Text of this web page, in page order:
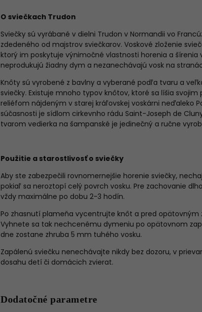
O sviečkach Trudon
Sviečky sú vyrábané v dielni Trudon v Normandii vo
zdedeného od majstrov sviečkarov. Voskové zloženie
ktorý im poskytuje výnimočné vlastnosti horenia a šírenia
neprodukujú žiadny dym a nezanechávajú vosk na
Knôty sú vyrobené z bavlny a vyberané podľa tvaru a
sviečky. Existuje mnoho typov knôtov, ktoré sa líšia
reliéfom nájdeným v starej kráľovskej voskárni neďaleko
súčasnosti je sídlom cirkevnho rádu Saint-Joseph de
tvarom vedierka na šampanské je jedinečný a ručne
Použitie a starostlivosť o sviečky
Aby ste zabezpečili rovnomernejšie horenie sviečky,
pokiaľ sa neroztopí celý povrch vosku. Pre zachovanie
vždy maximálne po dobu 2-3 hodín.
Po zhasnutí plameňa vycentrujte knôt a pred
Vyhnete sa tak nechcenému dymeniu po opätovnom
dne zostane zhruba 5 mm tuhého vosku.
Zapálenú sviečku nenechávajte nikdy bez dozoru, v
dosahu detí či domácich zvierat.
Dodatočné parametre